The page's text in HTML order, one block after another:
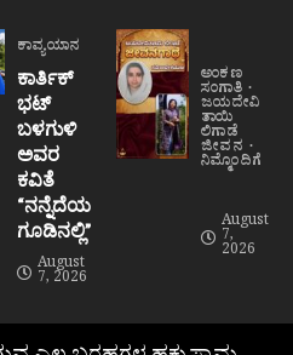
ಕಾವ್ಯಯಾನ
ಕಾರ್ತಿಕ್
ಭಟ್
ಬಳಗುಳಿ
ಅವರ
ಕವಿತೆ
“ನನ್ನೆದೆಯ
ಗೂಡಿನಲ್ಲಿ”
August
7, 2026
ಅಂಕಣ
ಸಂಗಾತಿ
ಜಯದೇವಿ
ತಾಯಿ
ಲಿಗಾಡೆ
ಜೀವನ
ನಿಮ್ಮೊಂದಿಗೆ
August
7,
2026